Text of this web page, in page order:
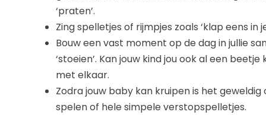
‘praten’.
Zing spelletjes of rijmpjes zoals ‘klap eens in
Bouw een vast moment op de dag in jullie
‘stoeien’. Kan jouw kind jou ook al een
met elkaar.
Zodra jouw baby kan kruipen is het
spelen of hele simpele verstopspelletjes.